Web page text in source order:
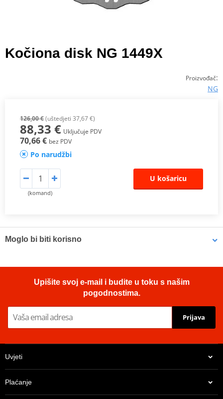
Kočiona disk NG 1449X
Proizvođač:
NG
126,00 €(uštedjeti 37,67 €)
88,33 € Uključuje PDV
70,66 € bez PDV
Po narudžbi
(komand)
U košaricu
Moglo bi biti korisno
ml (ideal for workshops)
Upišite svoj e-mail i budite u toku s našim
pogodnostima.
Prijava
Uvjeti
Plaćanje